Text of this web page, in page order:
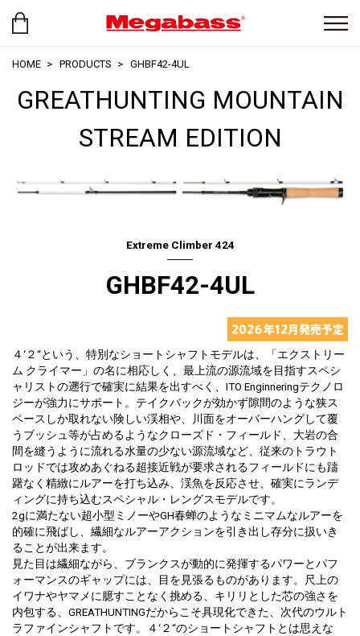
HOME PRODUCTS GHBF42-4UL
GREATHUNTING MOUNTAIN
STREAM EDITION
Extreme Climber 424
GHBF42-4UL
４‘２“という、特別なショートシャフトモデルは、「エクストリー
ム クライマー」の名に相応しく、最上流の源流域を目指すスペシ
ャリストの遡行で確実に結果を出すべく、ITO Enginneringテクノロ
ジーが強力にサポート。テイクバックが効かず隙間のような狭ス
ペースしか取れない険しい渓相や、川面をオーバーハングして覆
うブッシュ等が占めるようなクローズド・フィールド、大岩の合
間を縫うように流れる水量の少ない源流域など、従来のトラウト
ロッドでは攻めあぐねる超接近戦が要求されるフィールドにも躊
躇なく精緻にルアーを打ち込み、渓魚を反応させ、確実にランデ
ィングに持ち込むスペシャル・レングスモデルです。
2gに満たない超小型ミノーやGH春蝉のようなミニマムなルアーを
的確に飛ばし、繊細なルアーアクションを引き出し存分に扱いき
ることが出来ます。
見た目は繊細ながら、ブランクスが動的に発揮するパワーとパフ
ォーマンスのギャップには、目を見張るものがあります。尺上の
イワナやヤマメに臆すことなく挑める、キリリとした芯の強さを
内包する、GREATHUNTINGだからこそ具現化できた、次代のウルト
ラファインシャフトです。４‘２“のショートシャフトとは思えな